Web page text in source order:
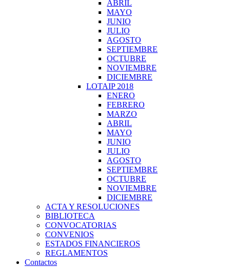
ABRIL
MAYO
JUNIO
JULIO
AGOSTO
SEPTIEMBRE
OCTUBRE
NOVIEMBRE
DICIEMBRE
LOTAIP 2018
ENERO
FEBRERO
MARZO
ABRIL
MAYO
JUNIO
JULIO
AGOSTO
SEPTIEMBRE
OCTUBRE
NOVIEMBRE
DICIEMBRE
ACTA Y RESOLUCIONES
BIBLIOTECA
CONVOCATORIAS
CONVENIOS
ESTADOS FINANCIEROS
REGLAMENTOS
Contactos